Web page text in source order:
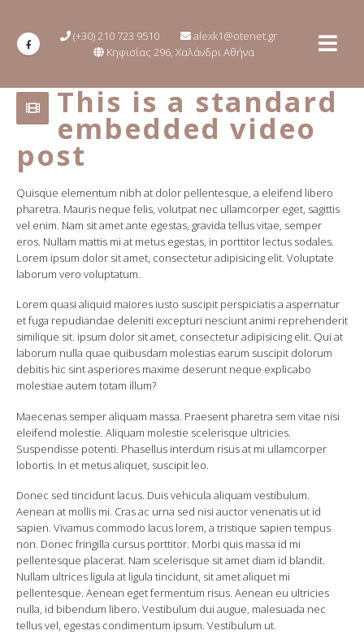
(+30) 210 723 9510
alexk1@otenet.gr
Κηφισίας 296, Χαλάνδρι Αθήνα
This is a standard
embedded video
post
Quisque elementum nibh at dolor pellentesque, a eleifend libero
pharetra. Mauris neque felis, volutpat nec ullamcorper eget, sagittis
vel enim. Nam sit amet ante egestas, gravida tellus vitae, semper
eros. Nullam mattis mi at metus egestas, in porttitor lectus sodales.
Lorem ipsum dolor sit amet, consectetur adipisicing elit. Voluptate
laborum vero voluptatum.
Lorem quasi aliquid maiores iusto suscipit perspiciatis a aspernatur
et fuga repudiandae deleniti excepturi nesciunt animi reprehenderit
similique sit. ipsum dolor sit amet, consectetur adipisicing elit. Qui at
laborum nulla quae quibusdam molestias earum suscipit dolorum
debitis hic sint asperiores maxime deserunt neque explicabo
molestiae autem totam illum?
Maecenas semper aliquam massa. Praesent pharetra sem vitae nisi
eleifend molestie. Aliquam molestie scelerisque ultricies.
Suspendisse potenti. Phasellus interdum risus at mi ullamcorper
lobortis. In et metus aliquet, suscipit leo.
Donec sed tincidunt lacus. Duis vehicula aliquam vestibulum.
Aenean at mollis mi. Cras ac urna sed nisi auctor venenatis ut id
sapien. Vivamus commodo lacus lorem, a tristique sapien tempus
non. Donec fringilla cursus porttitor. Morbi quis massa id mi
pellentesque placerat. Nam scelerisque sit amet diam id blandit.
Nullam ultrices ligula at ligula tincidunt, sit amet aliquet mi
pellentesque. Aenean eget fermentum risus. Aenean eu ultricies
nulla, id bibendum libero. Vestibulum dui augue, malesuada nec
tellus vel, egestas condimentum ipsum. Vestibulum ut.